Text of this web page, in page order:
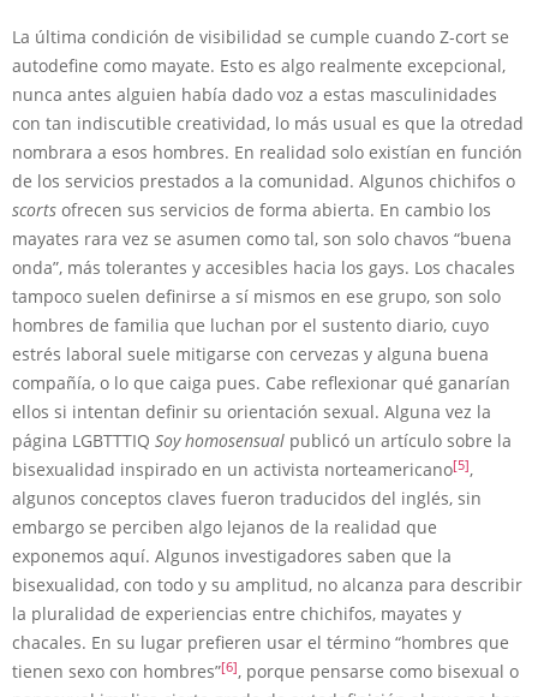
La última condición de visibilidad se cumple cuando Z-cort se
autodefine como mayate. Esto es algo realmente excepcional,
nunca antes alguien había dado voz a estas masculinidades
con tan indiscutible creatividad, lo más usual es que la otredad
nombrara a esos hombres. En realidad solo existían en función
de los servicios prestados a la comunidad. Algunos chichifos o
scorts ofrecen sus servicios de forma abierta. En cambio los
mayates rara vez se asumen como tal, son solo chavos “buena
onda”, más tolerantes y accesibles hacia los gays. Los chacales
tampoco suelen definirse a sí mismos en ese grupo, son solo
hombres de familia que luchan por el sustento diario, cuyo
estrés laboral suele mitigarse con cervezas y alguna buena
compañía, o lo que caiga pues. Cabe reflexionar qué ganarían
ellos si intentan definir su orientación sexual. Alguna vez la
página LGBTTTIQ Soy homosensual publicó un artículo sobre la
bisexualidad inspirado en un activista norteamericano[5],
algunos conceptos claves fueron traducidos del inglés, sin
embargo se perciben algo lejanos de la realidad que
exponemos aquí. Algunos investigadores saben que la
bisexualidad, con todo y su amplitud, no alcanza para describir
la pluralidad de experiencias entre chichifos, mayates y
chacales. En su lugar prefieren usar el término “hombres que
tienen sexo con hombres”[6], porque pensarse como bisexual o